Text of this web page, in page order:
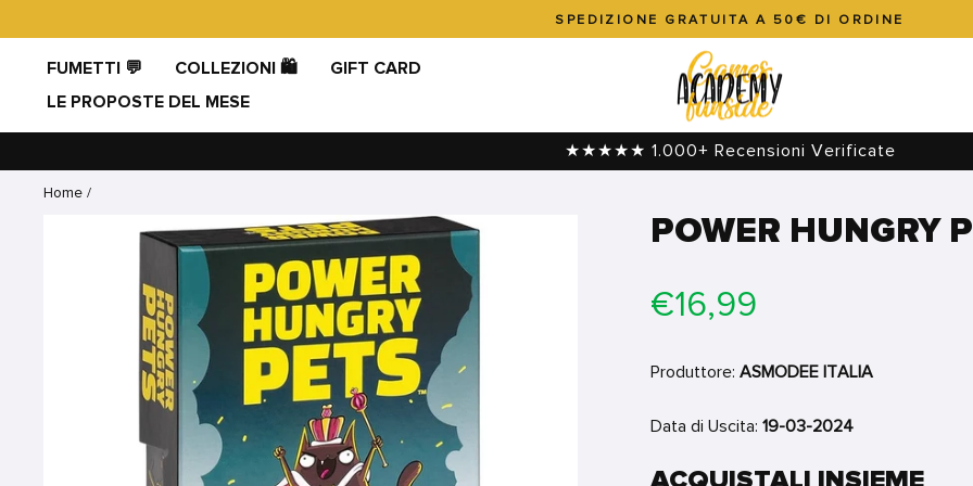
direttamente
contenuti
in
pausa
SPEDIZIONE GRATUITA A 50€ DI ORDINE
FUMETTI 💬 COLLEZIONI 🛍️
GIFT CARD
LE PROPOSTE DEL MESE
★★★★★ 1.000+ Recensioni Verificate
Home /
POWER HUNGRY
Prezzo
di
€16,99
Produttore:ASMODEE ITALIA
Data di Uscita:19-03-2024
ACQUISTALI INSIEME